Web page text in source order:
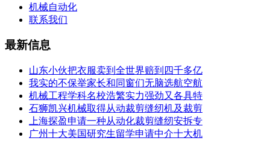
机械自动化
联系我们
最新信息
山东小伙把衣服卖到全世界赔到四千多亿
我实的不保举家长和同窗们无脑选航空航
机械工程学科名校浩繁实力强劲又各具特
石狮凯兴机械取得从动裁剪缝纫机及裁剪
上海探盈申请一种从动化裁剪缝纫安拆专
广州十大美国研究生留学申请中介十大机